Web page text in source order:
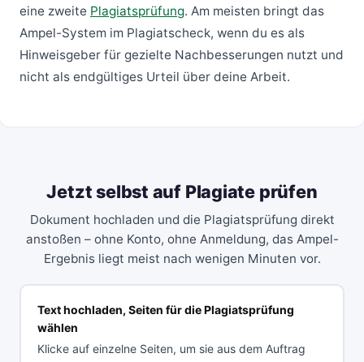
eine zweite Plagiatsprüfung. Am meisten bringt das
Ampel-System im Plagiatscheck, wenn du es als
Hinweisgeber für gezielte Nachbesserungen nutzt und
nicht als endgültiges Urteil über deine Arbeit.
Jetzt selbst auf Plagiate prüfen
Dokument hochladen und die Plagiatsprüfung direkt
anstoßen – ohne Konto, ohne Anmeldung, das Ampel-
Ergebnis liegt meist nach wenigen Minuten vor.
Text hochladen, Seiten für die Plagiatsprüfung
wählen
Klicke auf einzelne Seiten, um sie aus dem Auftrag